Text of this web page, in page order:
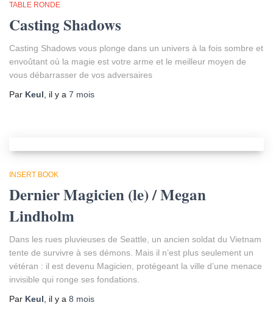
TABLE RONDE
Casting Shadows
Casting Shadows vous plonge dans un univers à la fois sombre et
envoûtant où la magie est votre arme et le meilleur moyen de
vous débarrasser de vos adversaires
Par Keul, il y a 7 mois
INSERT BOOK
Dernier Magicien (le) / Megan
Lindholm
Dans les rues pluvieuses de Seattle, un ancien soldat du Vietnam
tente de survivre à ses démons. Mais il n’est plus seulement un
vétéran : il est devenu Magicien, protégeant la ville d’une menace
invisible qui ronge ses fondations.
Par Keul, il y a 8 mois